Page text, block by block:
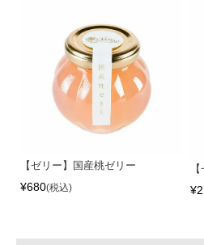
【ゼリー】国産桃ゼリー
¥680 税込 ¥